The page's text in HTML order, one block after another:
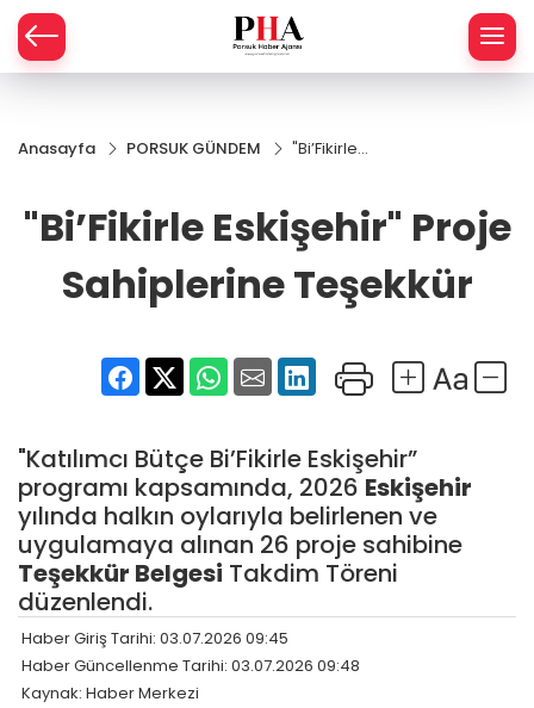
HABER
Anasayfa PORSUK GÜNDEM
"Bi’Fikirle
Sahiplerine
Teşekkür
"Bi’Fikirle Eskişehir" Proje
Sahiplerine Teşekkür
"Katılımcı Bütçe Bi’Fikirle Eskişehir”
programı kapsamında, 2026 Eskişehir
yılında halkın oylarıyla belirlenen ve
uygulamaya alınan 26 proje sahibine
Teşekkür Belgesi Takdim Töreni
düzenlendi.
Haber Giriş Tarihi: 03.07.2026 09:45
Haber Güncellenme Tarihi: 03.07.2026 09:48
Kaynak: Haber Merkezi